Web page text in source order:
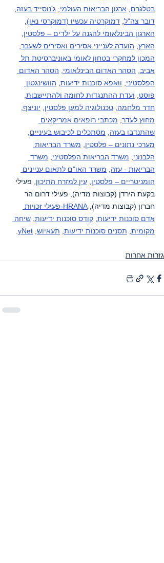
בטלגרם, ארגון הבריאות העולמי, ג’נוסייד בעזה,
דובר צה"ל, דמוקרטיה עכשיו (דמוקרסי נאו),
הארגון הבינלאומי להגנה על ילדים – פלסטין,
הארץ, הועדה לענייני אסירים ואסירים לשעבר,
המכון למחקרי בטחון לאומי באוניברסיטת תל
אביב, הסהר האדום הבינלאומי, הסהר האדום
הפלסטיני, וואפא סוכנות ידיעות, הוושינגטון
פוסט, ועדת ההתנגדות לחומה ולהתיישבות,
חדר מלחמה, טכנולוגיה למען פלסטין, יוניצף,
מחוץ לעדר, מכתבי רופאים אמריקאים
שהתנדבו בעזה, מסתכלים לכיבוש בעיניים,
מערכי נתונים – פלסטין, משרד הבריאות
הלבנוני, משרד הבריאות הפלסטיני, משרד
הבריאות - עזה, משרד האו"ם לתאום עניינים
הומניטריים – פלסטין, עין למזרח התיכון, פעילי
בקעת הירדן (קבוצות מדיה), פעילי דרום הר
חברון (קבוצות מדיה),
HRANA-פעילי זכויות
אדם סוכנות ידיעות, קודס סוכנות ידיעות, שיחה
מקומית, תסנים סוכנות ידיעות, תעאיוש,
yNet
.
גזרות אחרות